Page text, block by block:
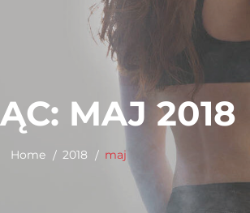
MAJ 2018
Home 2018 maj